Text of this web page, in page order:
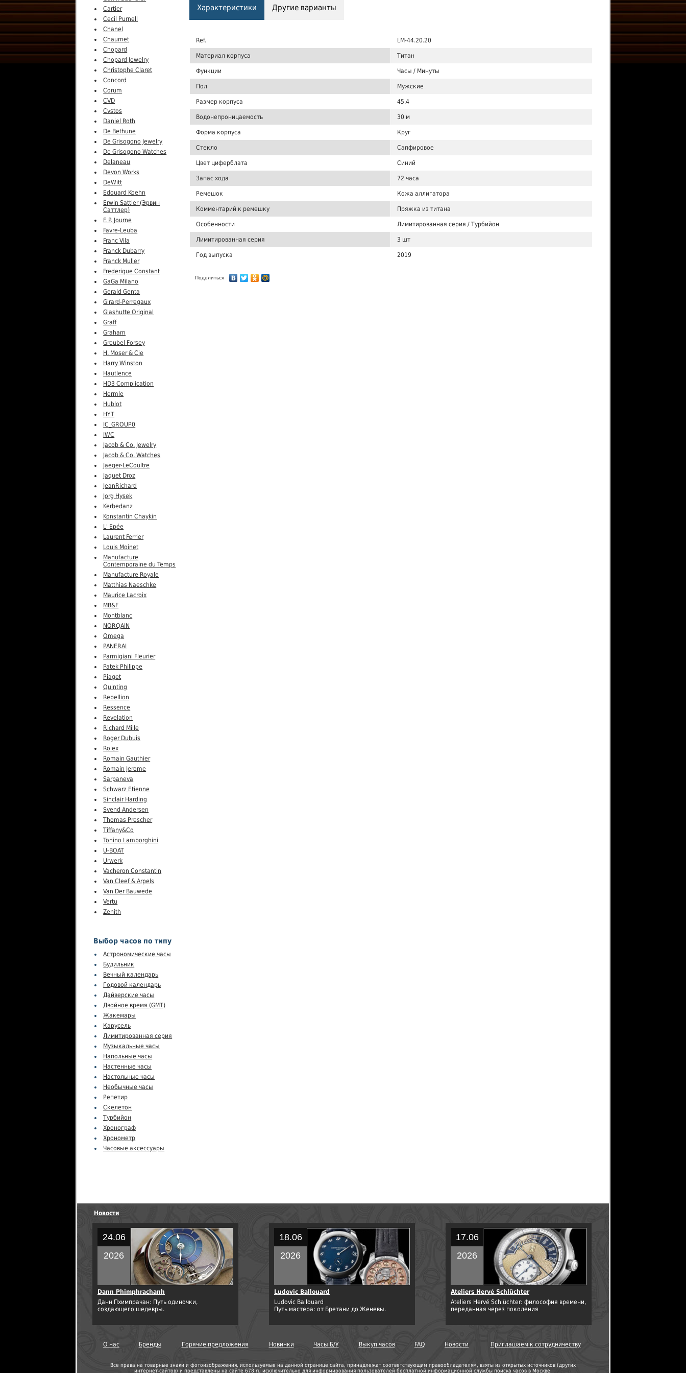
Cartier
Cecil Purnell
Chanel
Chaumet
Chopard
Chopard Jewelry
Christophe Claret
Concord
Corum
CVD
Cvstos
Daniel Roth
De Bethune
De Grisogono Jewelry
De Grisogono Watches
Delaneau
Devon Works
DeWitt
Edouard Koehn
Erwin Sattler (Эрвин
Саттлер)
F. P. Journe
Favre-Leuba
Franc Vila
Franck Dubarry
Franck Muller
Frederique Constant
GaGa Milano
Gerald Genta
Girard-Perregaux
Glashutte Original
Graff
Graham
Greubel Forsey
H. Moser & Cie
Harry Winston
Hautlence
HD3 Complication
Hermle
Hublot
HYT
IC_GROUP0
IWC
Jacob & Co. Jewelry
Jacob & Co. Watches
Jaeger-LeCoultre
Jaquet Droz
JeanRichard
Jorg Hysek
Kerbedanz
Konstantin Chaykin
L' Epée
Laurent Ferrier
Louis Moinet
Manufacture
Contemporaine du Temps
Manufacture Royale
Matthias Naeschke
Maurice Lacroix
MB&F
Montblanc
NORQAIN
Omega
PANERAI
Parmigiani Fleurier
Patek Philippe
Piaget
Quinting
Rebellion
Ressence
Revelation
Richard Mille
Roger Dubuis
Rolex
Romain Gauthier
Romain Jerome
Sarpaneva
Schwarz Etienne
Sinclair Harding
Svend Andersen
Thomas Prescher
Tiffany&Co
Tonino Lamborghini
U-BOAT
Urwerk
Vacheron Constantin
Van Cleef & Arpels
Van Der Bauwede
Vertu
Zenith
Выбор часов по типу
Астрономические часы
Будильник
Вечный календарь
Годовой календарь
Дайверские часы
Двойное время (GMT)
Жакемары
Карусель
Лимитированная серия
Музыкальные часы
Напольные часы
Настенные часы
Настольные часы
Необычные часы
Репетир
Скелетон
Турбийон
Хронограф
Хронометр
Часовые аксессуары
Характеристики Другие варианты
Ref. LM-44.20.20
Материал корпуса Титан
Функции Часы / Минуты
Пол Мужские
Размер корпуса 45.4
Водонепроницаемость 30 м
Форма корпуса Круг
Стекло Сапфировое
Цвет циферблата Синий
Запас хода 72 часа
Ремешок Кожа аллигатора
Комментарий к ремешку Пряжка из титана
Особенности Лимитированная серия / Турбийон
Лимитированная серия 3 шт
Год выпуска 2019
Поделиться
Новости
24.06
2026
Dann Phimphrachanh
Данн Пхимпрачан: Путь одиночки,
создающего шедевры.
18.06
2026
Ludovic Ballouard
Ludovic Ballouard
Путь мастера: от Бретани до Женевы.
17.06
2026
Ateliers Hervé Schlüchter
Ateliers Hervé Schlüchter: философия времени,
переданная через поколения
О нас Бренды Горячие предложения Новинки Часы Б/У Выкуп часов FAQ Новости Приглашаем к сотрудничеству
Все права на товарные знаки и фотоизображения, используемые на данной странице сайта, принадлежат соответствующим правообладателям, взяты из открытых источников (других
интернет-сайтов) и представлены на сайте 678.ru исключительно для информирования пользователей бесплатной информационной службы поиска часов в Москве.